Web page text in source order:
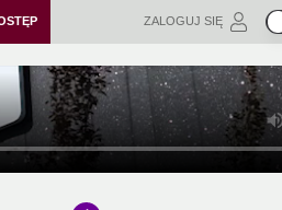
ZALOGUJ SIĘ